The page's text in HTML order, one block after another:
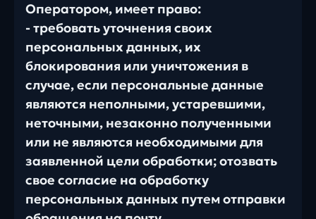
Оператором, имеет право:
- требовать уточнения своих
персональных данных, их
блокирования или уничтожения в
случае, если персональные данные
являются неполными, устаревшими,
неточными, незаконно полученными
или не являются необходимыми для
заявленной цели обработки; отозвать
свое согласие на обработку
персональных данных путем отправки